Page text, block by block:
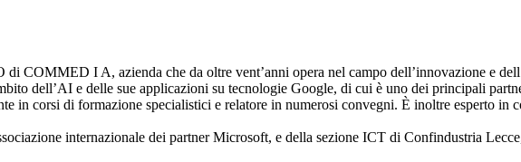
COMMED I A, azienda che da oltre vent’anni opera nel campo dell’innovazione e
dell’AI e delle sue applicazioni su tecnologie Google, di cui è uno dei principali
in corsi di formazione specialistici e relatore in numerosi convegni. È inoltre esperto
internazionale dei partner Microsoft, e della sezione ICT di Confindustria